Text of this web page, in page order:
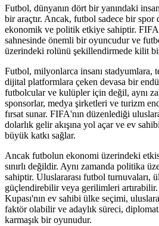
Futbol, dünyanın dört bir yanındaki
bir araçtır. Ancak, futbol sadece bir spor
ekonomik ve politik etkiye sahiptir.
sahnesinde önemli bir oyuncudur ve
üzerindeki rolünü şekillendirmede kilit
Futbol, milyonlarca insanı stadyumlara,
dijital platformlara çeken devasa bir
futbolcular ve kulüpler için değil, aynı
sponsorlar, medya şirketleri ve turizm
fırsat sunar. FIFA'nın düzenlediği
dolarlık gelir akışına yol açar ve ev
büyük katkı sağlar.
Ancak futbolun ekonomi üzerindeki
sınırlı değildir. Aynı zamanda politika
sahiptir. Uluslararası futbol turnuvaları,
güçlendirebilir veya gerilimleri
Kupası'nın ev sahibi ülke seçimi,
faktör olabilir ve adaylık süreci,
karmaşık bir oyunudur.